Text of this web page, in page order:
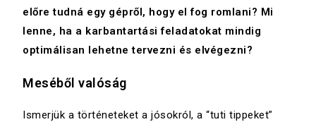
előre tudná egy gépről, hogy el fog romlani? Mi
lenne, ha a karbantartási feladatokat mindig
optimálisan lehetne tervezni és elvégezni?
Meséből valóság
Ismerjük a történeteket a jósokról, a “tuti tippeket”